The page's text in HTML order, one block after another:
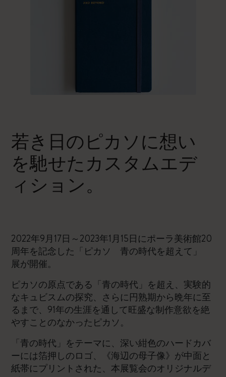
若き日のピカソに想い
を馳せたカスタムエデ
ィション。
2022年9月17日～2023年1月15日にポーラ美術館20
周年を記念した「ピカソ 青の時代を超えて」
展が開催。
ピカソの原点である「青の時代」を超え、実験的
なキュビスムの探究、さらに円熟期から晩年に至
るまで、91年の生涯を通して旺盛な制作意欲を絶
やすことのなかったピカソ。
「青の時代」をテーマに、深い紺色のハードカバ
ーには箔押しのロゴ、《海辺の母子像》が中面と
紙帯にプリントされた、本展覧会のオリジナルデ